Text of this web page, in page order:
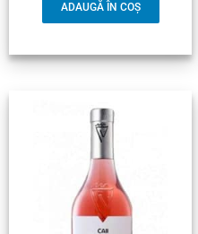
ADAUGĂ ÎN COȘ